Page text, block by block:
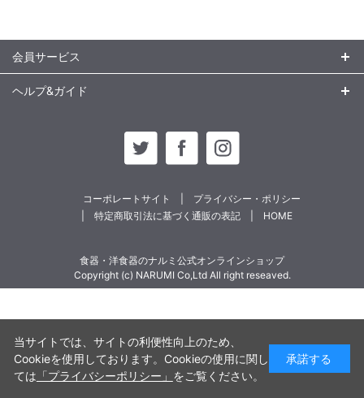
会員サービス
ヘルプ&ガイド
コーポレートサイト
プライバシー・ポリシー
特定商取引法に基づく通販の表記
HOME
食器・洋食器のナルミ公式オンラインショップ
Copyright (c) NARUMI Co,Ltd All right reseaved.
当サイトでは、サイトの利便性向上のため、
Cookieを使用しております。Cookieの使用に関し
ては 「プライバシーポリシー」 をご覧ください。
承諾する